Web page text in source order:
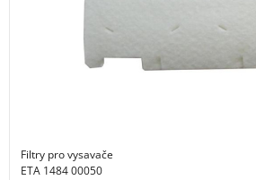
Filtry pro vysavače
ETA 1484 00050